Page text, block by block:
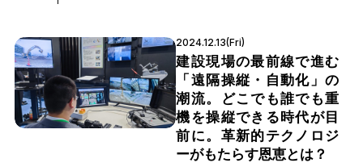
2024.12.13(Fri)
建設現場の最前線で進む
「遠隔操縦・自動化」の
潮流。どこでも誰でも重
機を操縦できる時代が目
前に。革新的テクノロジ
ーがもたらす恩恵とは？